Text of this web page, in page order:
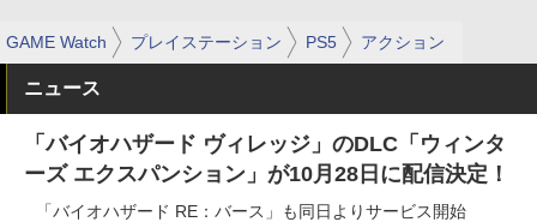
GAME Watch プレイステーション PS5 アクション
ニュース
「バイオハザード ヴィレッジ」のDLC「ウィンタ
ーズ エクスパンション」が10月28日に配信決定！
「バイオハザード RE：バース」も同日よりサービス開始